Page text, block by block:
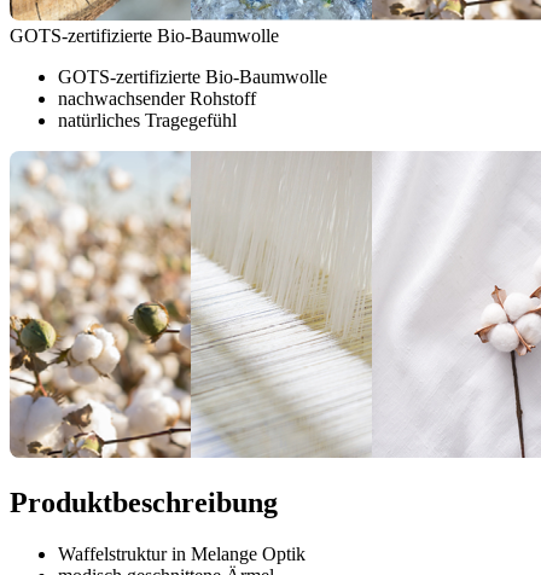
GOTS-zertifizierte Bio-Baumwolle
GOTS-zertifizierte Bio-Baumwolle
nachwachsender Rohstoff
natürliches Tragegefühl
Produktbeschreibung
Waffelstruktur in Melange Optik